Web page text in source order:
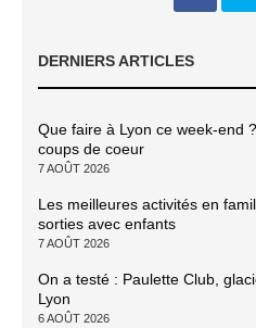
DERNIERS ARTICLES
Que faire à Lyon ce week-end
coups de coeur
7 AOÛT 2026
Les meilleures activités en
sorties avec enfants
7 AOÛT 2026
On a testé : Paulette Club,
Lyon
6 AOÛT 2026